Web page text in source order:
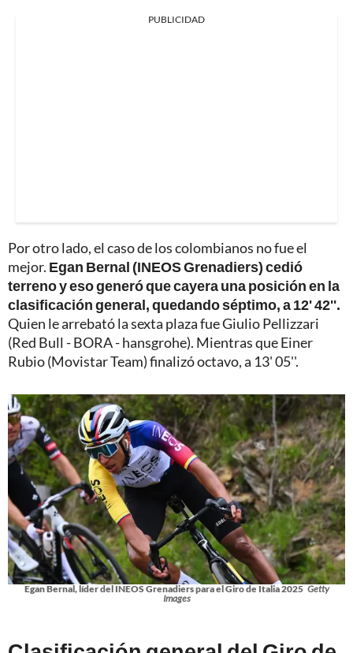
PUBLICIDAD
Por otro lado, el caso de los colombianos no fue el
mejor. Egan Bernal (INEOS Grenadiers) cedió
terreno y eso generó que cayera una posición en la
clasificación general, quedando séptimo, a 12' 42''.
Quien le arrebató la sexta plaza fue Giulio Pellizzari
(Red Bull - BORA - hansgrohe). Mientras que Einer
Rubio (Movistar Team) finalizó octavo, a 13' 05''.
Egan Bernal, líder del INEOS Grenadiers para el Giro de Italia 2025 Getty
Images